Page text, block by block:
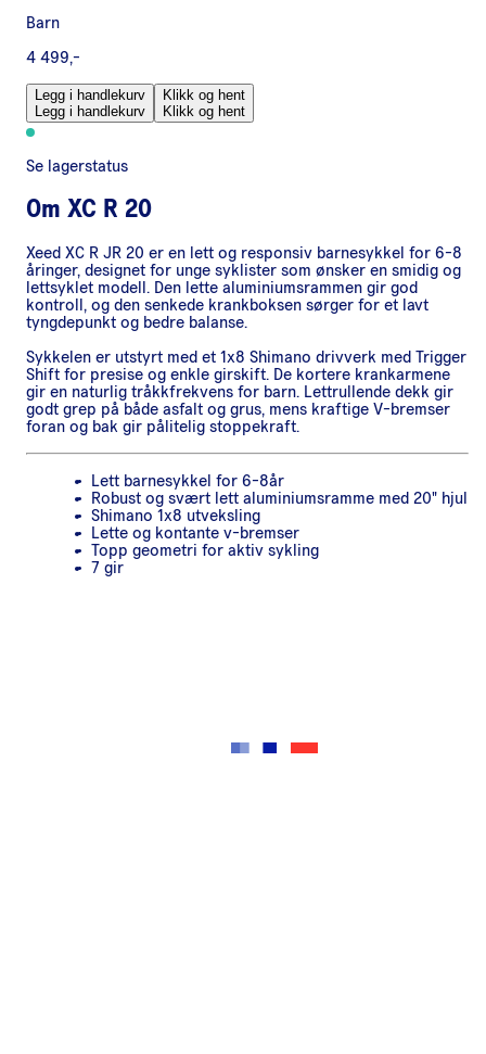
Barn
4 499,-
Legg i handlekurv
Legg i handlekurv
Klikk og hent
Klikk og hent
Se lagerstatus
Om XC R 20
Xeed XC R JR 20 er en lett og responsiv barnesykkel for 6-8
åringer, designet for unge syklister som ønsker en smidig og
lettsyklet modell. Den lette aluminiumsrammen gir god
kontroll, og den senkede krankboksen sørger for et lavt
tyngdepunkt og bedre balanse.
Sykkelen er utstyrt med et 1x8 Shimano drivverk med Trigger
Shift for presise og enkle girskift. De kortere krankarmene
gir en naturlig tråkkfrekvens for barn. Lettrullende dekk gir
godt grep på både asfalt og grus, mens kraftige V-bremser
foran og bak gir pålitelig stoppekraft.
Lett barnesykkel for 6-8år
Robust og svært lett aluminiumsramme med 20" hjul
Shimano 1x8 utveksling
Lette og kontante v-bremser
Topp geometri for aktiv sykling
7 gir